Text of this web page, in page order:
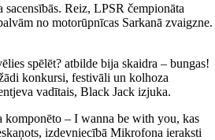
Reiz, LPSR čempionāta
no motorūpnīcas Sarkanā zvaigzne.
spēlēt? atbilde bija skaidra – bungas!
konkursi, festivāli un kolhoza
vadītais, Black Jack izjuka.
komponēto – I wanna be with you, kas
izdevniecībā Mikrofona ieraksti